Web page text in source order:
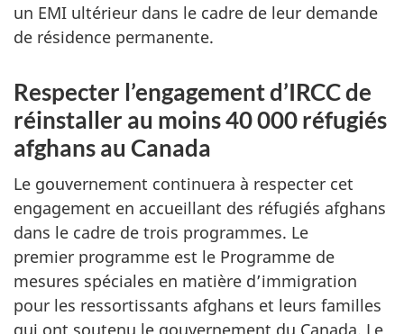
un EMI ultérieur dans le cadre de leur demande
de résidence permanente.
Respecter l’engagement d’IRCC de
réinstaller au moins 40 000 réfugiés
afghans au Canada
Le gouvernement continuera à respecter cet
engagement en accueillant des réfugiés afghans
dans le cadre de trois programmes. Le
premier programme est le Programme de
mesures spéciales en matière d’immigration
pour les ressortissants afghans et leurs familles
qui ont soutenu le gouvernement du Canada. Le